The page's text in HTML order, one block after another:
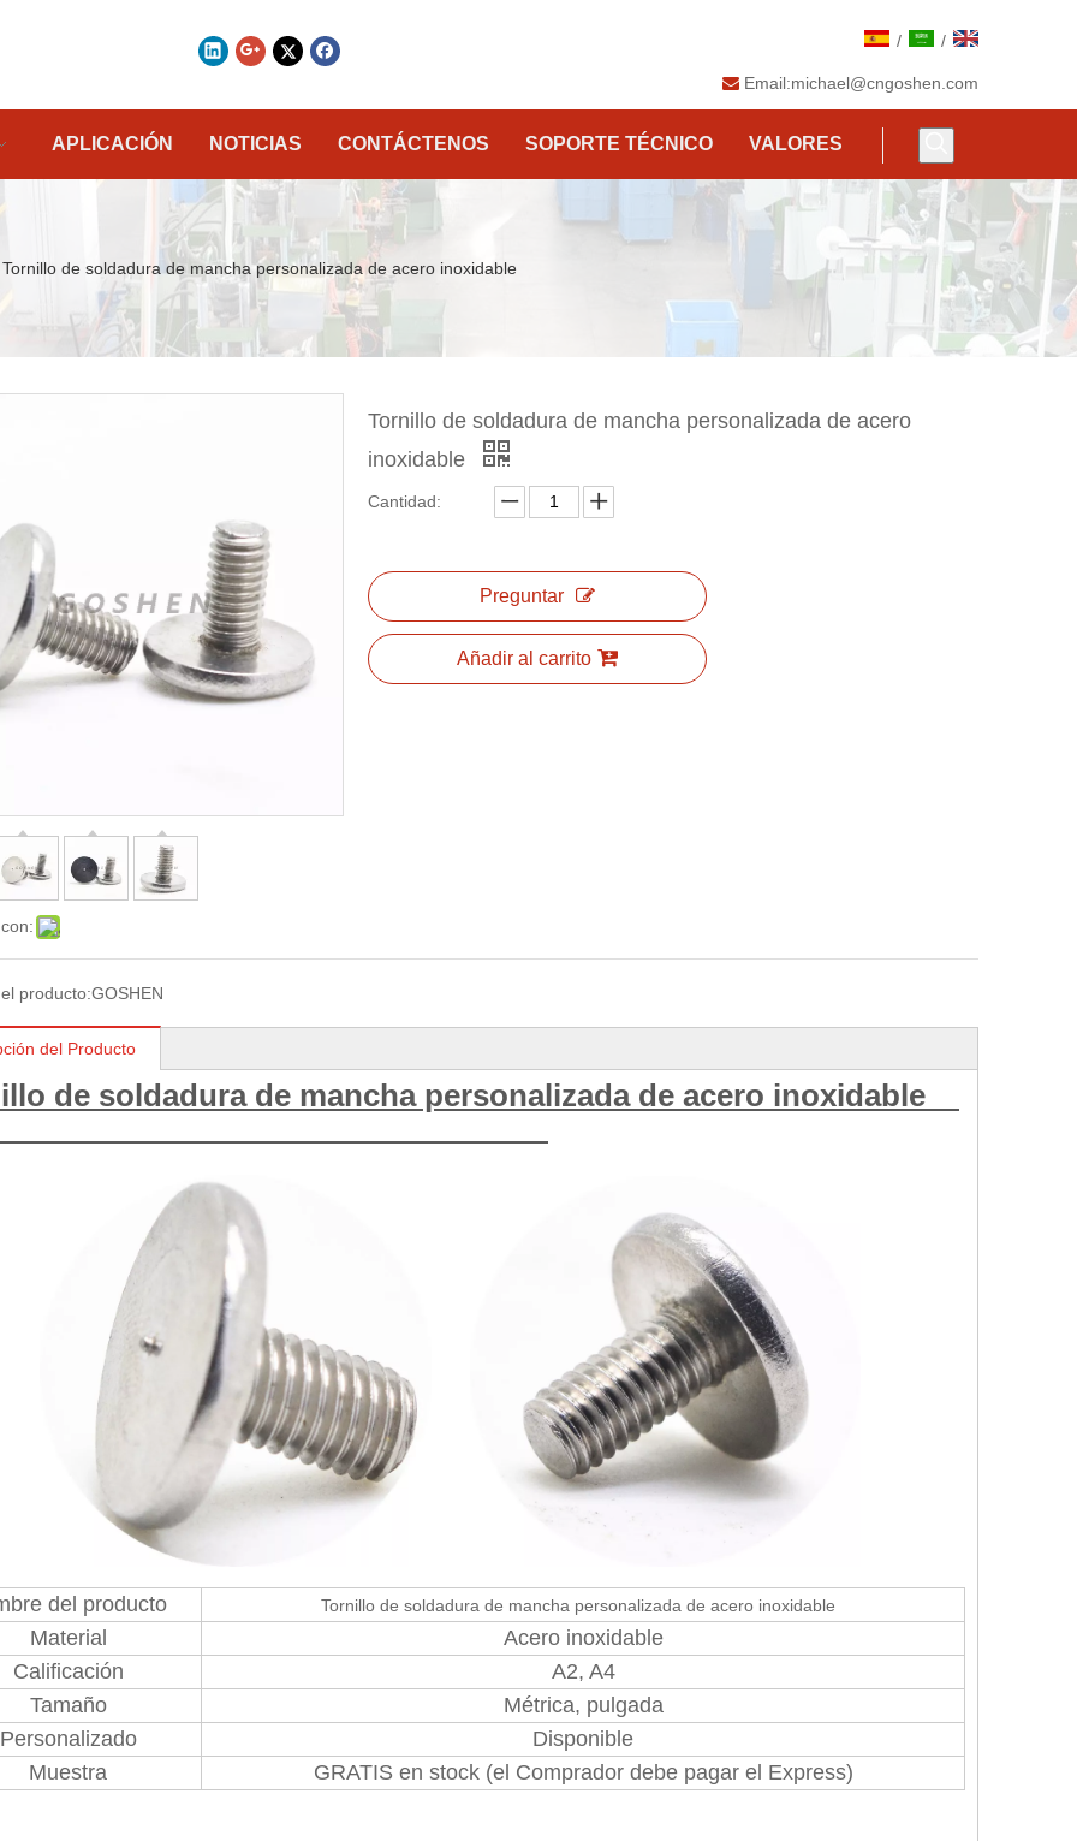
/ /
 Email:michael@cngoshen.com
APLICACIÓN NOTICIAS CONTÁCTENOS SOPORTE TÉCNICO VALORES
Tornillo de soldadura de mancha personalizada de acero inoxidable
Tornillo de soldadura de mancha personalizada de acero
inoxidable
Cantidad:
Preguntar
Añadir al carrito
producto:GOSHEN
del Producto
de soldadura de mancha personalizada de acero inoxidable
del producto Tornillo de soldadura de mancha personalizada de acero inoxidable
Material
Acero inoxidable
Calificación
A2, A4
Tamaño
Métrica, pulgada
Personalizado
Disponible
Muestra
GRATIS en stock (el Comprador debe pagar el Express)